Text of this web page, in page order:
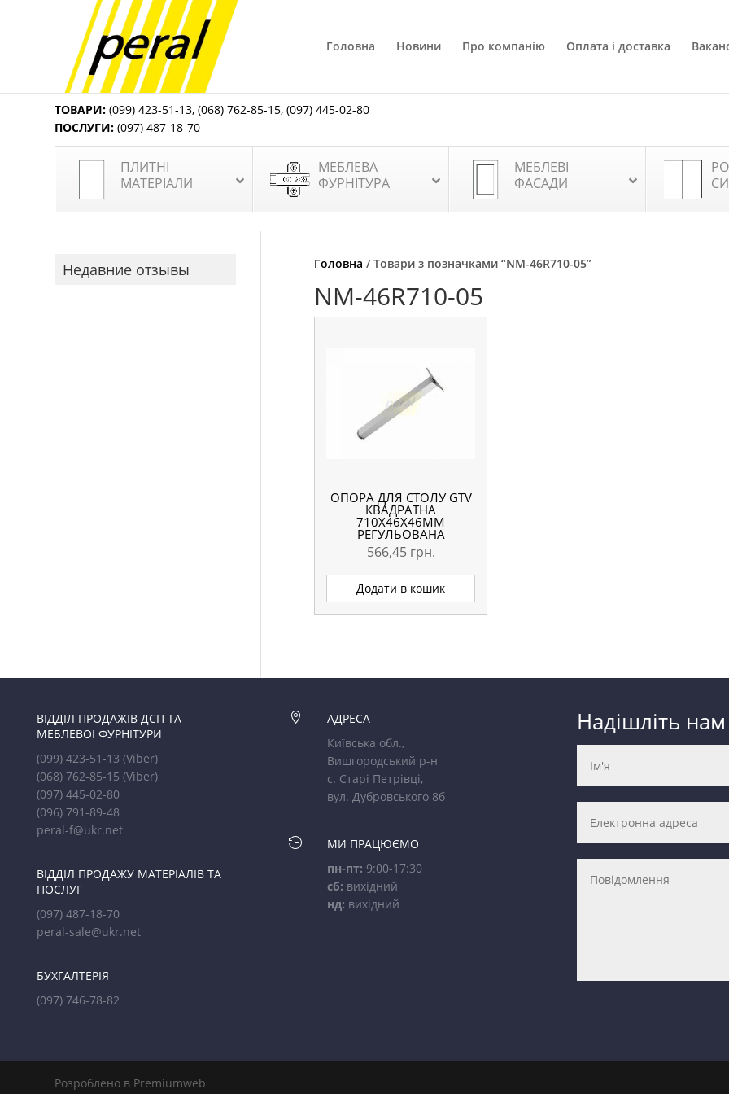
Головна Новини Про компанію Оплата і доставка
ТОВАРИ: (099) 423-51-13,(068) 762-85-15,(097) 445-02-80
ПОСЛУГИ: (097) 487-18-70
ПЛИТНІ
МАТЕРІАЛИ
МЕБЛЕВА
ФУРНІТУРА
МЕБЛЕВІ
ФАСАДИ
Головна / Товари з позначками “NM-46R710-05”
NM-46R710-05
ОПОРА ДЛЯ СТОЛУ GTV
КВАДРАТНА
710Х46Х46ММ
РЕГУЛЬОВАНА
АЛЮМІНІЄВА
566,45 грн.
Додати в кошик
Недавние отзывы
ВІДДІЛ ПРОДАЖІВ ДСП ТА
МЕБЛЕВОЇ ФУРНІТУРИ
(099) 423-51-13(Viber)
(068) 762-85-15(Viber)
(097) 445-02-80
(096) 791-89-48
peral-f@ukr.net
ВІДДІЛ ПРОДАЖУ МАТЕРІАЛІВ ТА
ПОСЛУГ
(097) 487-18-70
peral-sale@ukr.net
БУХГАЛТЕРІЯ
(097) 746-78-82

АДРЕСА
Київська обл.,
Вишгородський р-н
с. Старі Петрівці,
вул. Дубровського 8б

МИ ПРАЦЮЄМО
пн-пт: 9:00-17:30
сб: вихідний
нд: вихідний
Надішліть
Розроблено в Premiumweb